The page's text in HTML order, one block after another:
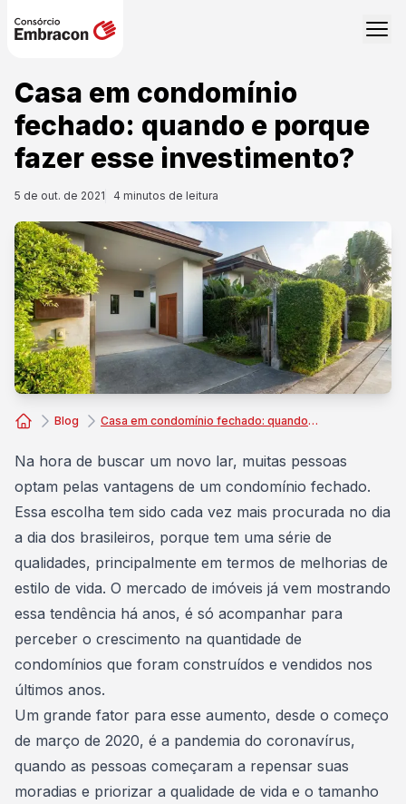
Casa em condomínio
fechado: quando e porque
fazer esse investimento?
5 de out. de 2021 4 minutos de leitura
Blog Casa em condomínio fechado: quando e porque fazer esse investimento?
Na hora de buscar um novo lar, muitas pessoas
optam pelas vantagens de um condomínio fechado.
Essa escolha tem sido cada vez mais procurada no dia
a dia dos brasileiros, porque tem uma série de
qualidades, principalmente em termos de melhorias de
estilo de vida. O mercado de imóveis já vem mostrando
essa tendência há anos, é só acompanhar para
perceber o crescimento na quantidade de
condomínios que foram construídos e vendidos nos
últimos anos.
Um grande fator para esse aumento, desde o começo
de março de 2020, é a pandemia do coronavírus,
quando as pessoas começaram a repensar suas
moradias e priorizar a qualidade de vida e o tamanho